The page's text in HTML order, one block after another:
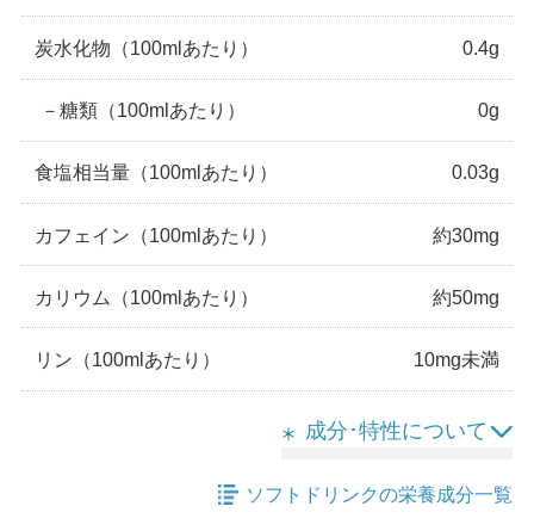
炭水化物 （100mlあたり） 0.4g
－糖類 （100mlあたり） 0g
食塩相当量 （100mlあたり） 0.03g
カフェイン （100mlあたり） 約30mg
カリウム （100mlあたり） 約50mg
リン （100mlあたり） 10mg未満
成分･特性について
ソフトドリンクの栄養成分一覧